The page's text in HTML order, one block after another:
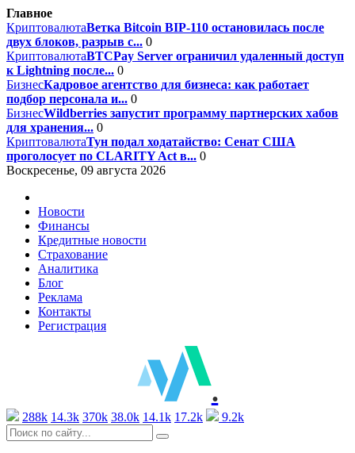
Главное
КриптовалютаВетка Bitcoin BIP-110 остановилась после
двух блоков, разрыв с... 0
КриптовалютаBTCPay Server ограничил удаленный доступ
к Lightning после... 0
БизнесКадровое агентство для бизнеса: как работает
подбор персонала и... 0
БизнесWildberries запустит программу партнерских хабов
для хранения... 0
КриптовалютаТун подал ходатайство: Сенат США
проголосует по CLARITY Act в... 0
Воскресенье, 09 августа 2026
Новости
Финансы
Кредитные новости
Страхование
Аналитика
Блог
Реклама
Контакты
Регистрация
.
288k 14.3k 370k 38.0k 14.1k 17.2k 9.2k